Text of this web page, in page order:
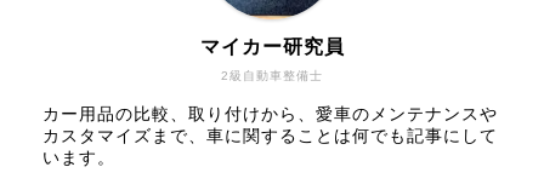
2級自動車整備士
マイカー研究員
カー用品の比較、取り付けから、愛車のメンテナンスや
カスタマイズまで、車に関することは何でも記事にして
います。